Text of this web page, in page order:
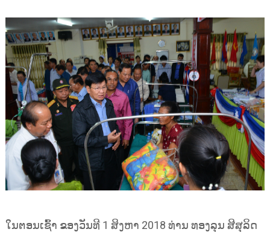
ໃນຕອນເຊົ້າ ຂອງວັນທີ 1 ສິງຫາ 2018 ທ່ານ ທອງລຸນ ສີສຸລິດ